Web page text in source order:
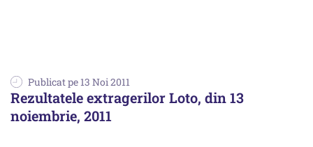
Publicat pe 13 Noi 2011
Rezultatele extragerilor Loto, din 13
noiembrie, 2011